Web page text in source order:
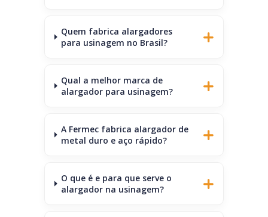
Quem fabrica alargadores
para usinagem no Brasil?
Qual a melhor marca de
alargador para usinagem?
A Fermec fabrica alargador de
metal duro e aço rápido?
O que é e para que serve o
alargador na usinagem?